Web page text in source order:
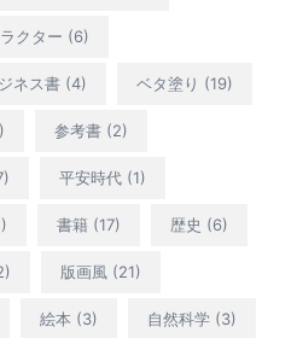
クター (6)
ネス書 (4) ベタ塗り (19)
参考書 (2)
平安時代 (1)
書籍 (17) 歴史 (6)
版画風 (21)
絵本 (3) 自然科学 (3)